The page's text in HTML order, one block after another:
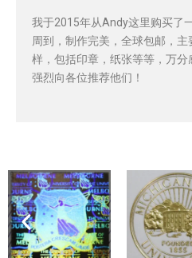
我于2015年从Andy这里购买了
周到，制作完美，全球包邮，
样，包括印章，纸张等等，万
强烈向各位推荐他们！